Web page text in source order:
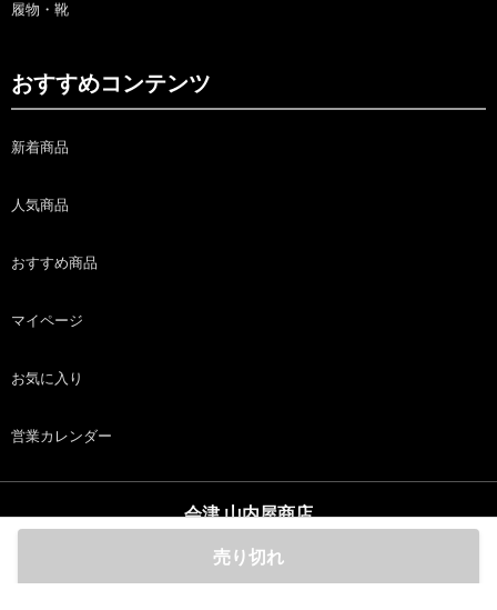
売り切れ
履物・靴
おすすめコンテンツ
新着商品
人気商品
おすすめ商品
マイページ
お気に入り
営業カレンダー
会津 山内屋商店
copyright (c) 会津 山内屋商店 all rights reserved.